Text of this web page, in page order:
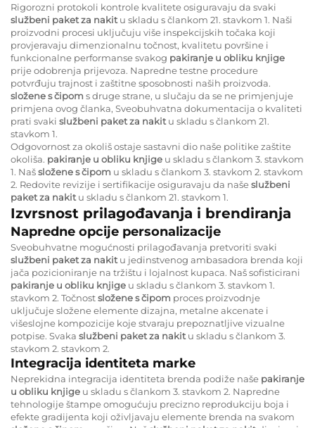
Rigorozni protokoli kontrole kvalitete osiguravaju da svaki
službeni paket za nakit u skladu s člankom 21. stavkom 1. Naši
proizvodni procesi uključuju više inspekcijskih točaka koji
provjeravaju dimenzionalnu točnost, kvalitetu površine i
funkcionalne performanse svakog pakiranje u obliku knjige
prije odobrenja prijevoza. Napredne testne procedure
potvrđuju trajnost i zaštitne sposobnosti naših proizvoda.
složene s čipom s druge strane, u slučaju da se ne primjenjuje
primjena ovog članka, Sveobuhvatna dokumentacija o kvaliteti
prati svaki službeni paket za nakit u skladu s člankom 21.
stavkom 1.
Odgovornost za okoliš ostaje sastavni dio naše politike zaštite
okoliša. pakiranje u obliku knjige u skladu s člankom 3. stavkom
1. Našsložene s čipom u skladu s člankom 3. stavkom 2. stavkom
2. Redovite revizije i sertifikacije osiguravaju da našeslužbeni
paket za nakit u skladu s člankom 21. stavkom 1.
Izvrsnost prilagođavanja i brendiranja
Napredne opcije personalizacije
Sveobuhvatne mogućnosti prilagođavanja pretvoriti svaki
službeni paket za nakit u jedinstvenog ambasadora brenda koji
jača pozicioniranje na tržištu i lojalnost kupaca. Naš sofisticirani
pakiranje u obliku knjige u skladu s člankom 3. stavkom 1.
stavkom 2. Točnostsložene s čipom proces proizvodnje
uključuje složene elemente dizajna, metalne akcenate i
višeslojne kompozicije koje stvaraju prepoznatljive vizualne
potpise. Svaka službeni paket za nakit u skladu s člankom 3.
stavkom 2. stavkom 2.
Integracija identiteta marke
Neprekidna integracija identiteta brenda podiže naše pakiranje
u obliku knjige u skladu s člankom 3. stavkom 2. Napredne
tehnologije štampe omogućuju precizno reprodukciju boja i
efekte gradijenta koji oživljavaju elemente brenda na svakom